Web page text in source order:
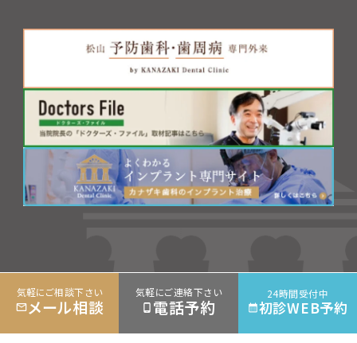
©松山市の歯医者 カナザキ歯科
気軽にご相談下さい
メール相談
気軽にご連絡下さい
電話予約
24時間受付中
初診WEB予約